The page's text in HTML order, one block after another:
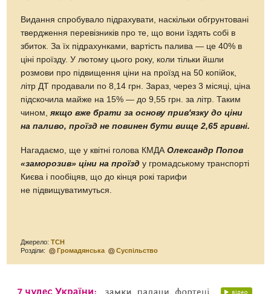
Видання спробувало підрахувати, наскільки обгрунтовані
твердження перевізників про те, що вони їздять собі в
збиток. За їх підрахунками, вартість палива — це 40% в
ціні проїзду. У лютому цього року, коли тільки йшли
розмови про підвищення ціни на проїзд на 50 копійок,
літр ДТ продавали по 8,14 грн. Зараз, через 3 місяці, ціна
підскочила майже на 15% — до 9,55 грн. за літр. Таким
чином,якщо вже брати за основу прив'язку до ціни
на паливо, проїзд не повинен бути вище 2,65 гривні.
Нагадаємо, ще у квітні голова КМДАОлександр Попов
«заморозив» ціни на проїзд у громадському транспорті
Києва і пообіцяв, що до кінця рокі тарифи
не підвищуватимуться.
Джерело:ТСН
Розділи:
Громадянська Суспільство